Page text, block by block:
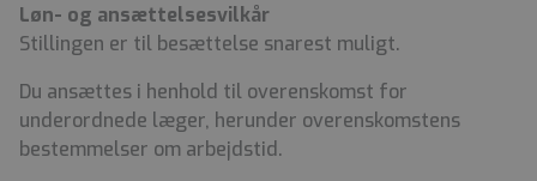
Løn- og ansættelsesvilkår
Stillingen er til besættelse snarest muligt.
Du ansættes i henhold til overenskomst for
underordnede læger, herunder overenskomstens
bestemmelser om arbejdstid.